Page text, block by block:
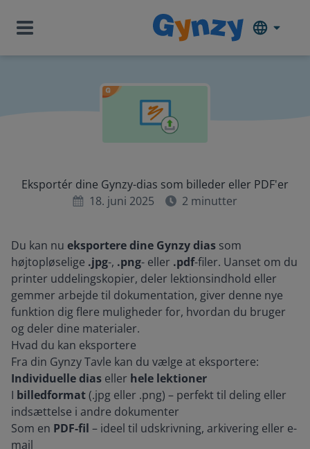
Eksportér dine Gynzy-dias som billeder eller PDF'er
18. juni 2025
2 minutter
Du kan nu eksportere dine Gynzy dias som
højtopløselige .jpg-, .png- eller .pdf-filer. Uanset om du
printer uddelingskopier, deler lektionsindhold eller
gemmer arbejde til dokumentation, giver denne nye
funktion dig flere muligheder for, hvordan du bruger
og deler dine materialer.
Hvad du kan eksportere
Fra din Gynzy Tavle kan du vælge at eksportere:
Individuelle dias eller hele lektioner
I billedformat(.jpg eller .png) – perfekt til deling eller
indsættelse i andre dokumenter
Som en PDF-fil – ideel til udskrivning, arkivering eller e-
mail